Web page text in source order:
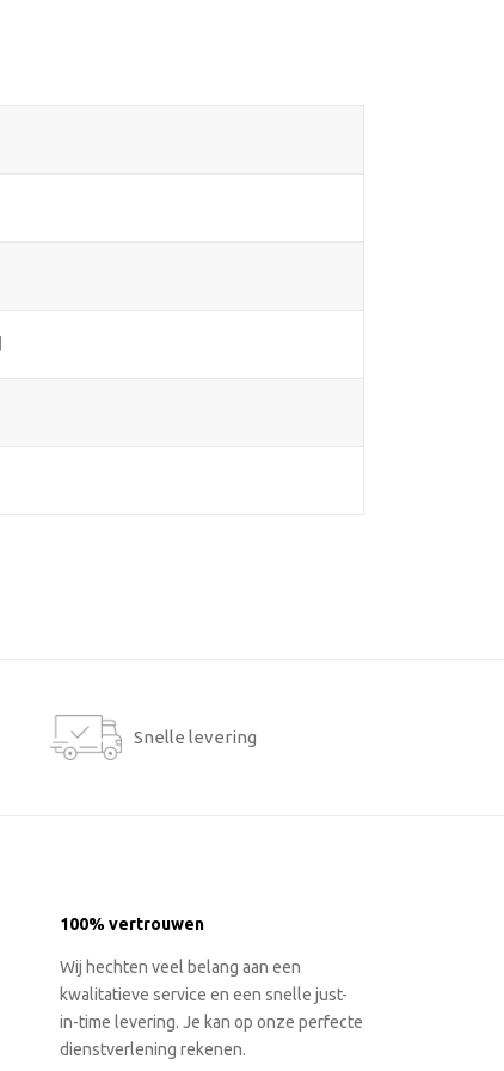
Snelle levering
100% vertrouwen
Wij hechten veel belang aan een
kwalitatieve service en een snelle just-
in-time levering. Je kan op onze perfecte
dienstverlening rekenen.